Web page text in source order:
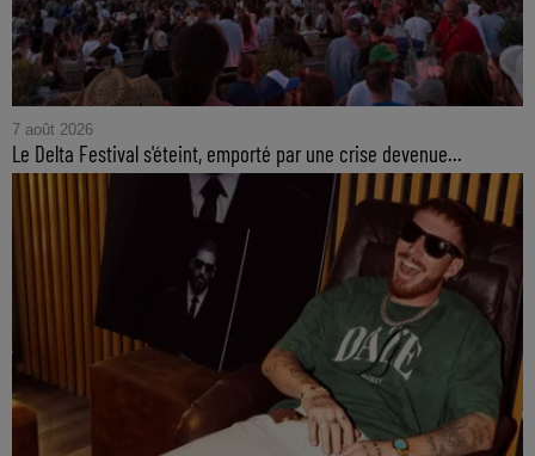
7 août 2026
Le Delta Festival s'éteint, emporté par une crise devenue...